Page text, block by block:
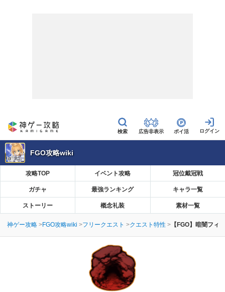
広告非表示 ポイ活
FGO攻略wiki
攻略TOP イベント攻略 冠位戴冠戦
ガチャ 最強ランキング キャラ一覧
ストーリー 概念礼装 素材一覧
神ゲー攻略 FGO攻略wiki フリークエスト クエスト特性 【FGO】暗闇フィ